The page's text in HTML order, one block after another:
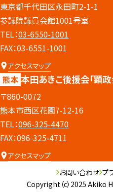
東京都千代田区永田町2-1-1
参議院議員会館1001号室
TEL：03-6550-1001
FAX：03-6551-1001
アクセスマップ
熊本 本田あきこ後援会「顕政
〒860-0072
熊本市西区花園7-12-16
TEL：096-325-4470
FAX：096-325-4711
アクセスマップ
お問い合わせ プ
Copyright（c）2025 Akiko